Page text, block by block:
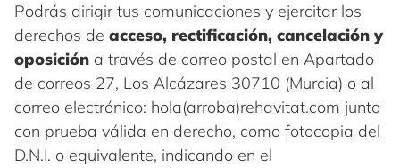
Podrás dirigir tus comunicaciones y ejercitar los
derechos de acceso, rectificación, cancelación y
oposición a través de correo postal en Apartado
de correos 27, Los Alcázares 30710 (Murcia) o al
correo electrónico: hola(arroba)rehavitat.com junto
con prueba válida en derecho, como fotocopia del
D.N.I. o equivalente, indicando en el